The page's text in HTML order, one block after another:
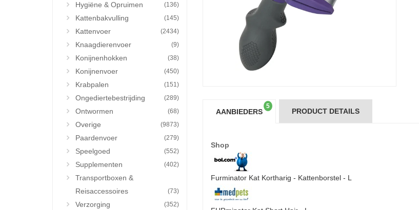
Hygiëne & Opruimen (136)
Kattenbakvulling (145)
Kattenvoer (2434)
Knaagdierenvoer (9)
Konijnenhokken (38)
Konijnenvoer (450)
Krabpalen (151)
Ongediertebestrijding (289)
Ontwormen (68)
Overige (9873)
Paardenvoer (279)
Speelgoed (552)
Supplementen (402)
Transportboxen &
Reisaccessoires
(73)
Verzorging (352)
AANBIEDERS
5
PRODUCT DETAILS
Shop
Furminator Kat Kortharig - Kattenborstel - L